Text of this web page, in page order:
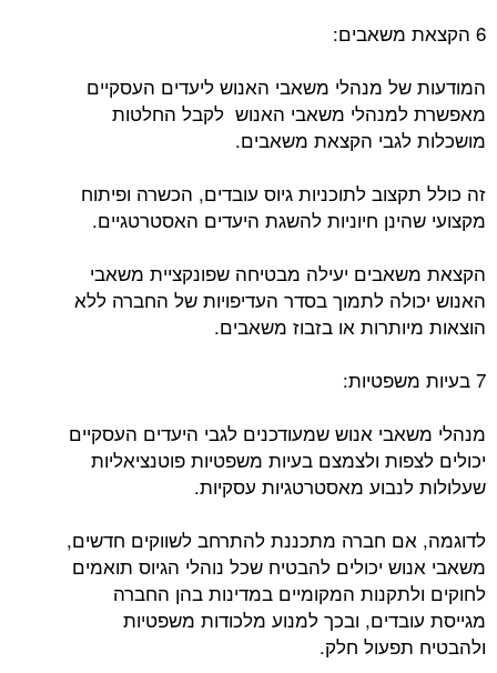
6 הקצאת משאבים:
המודעות של מנהלי משאבי האנוש ליעדים העסקיים
מאפשרת למנהלי משאבי האנוש לקבל החלטות
מושכלות לגבי הקצאת משאבים.
זה כולל תקצוב לתוכניות גיוס עובדים, הכשרה ופיתוח
מקצועי שהינן חיוניות להשגת היעדים האסטרטגיים.
הקצאת משאבים יעילה מבטיחה שפונקציית משאבי
האנוש יכולה לתמוך בסדר העדיפויות של החברה ללא
הוצאות מיותרות או בזבוז משאבים.
7 בעיות משפטיות:
מנהלי משאבי אנוש שמעודכנים לגבי היעדים העסקיים
יכולים לצפות ולצמצם בעיות משפטיות פוטנציאליות
שעלולות לנבוע מאסטרטגיות עסקיות.
לדוגמה, אם חברה מתכננת להתרחב לשווקים חדשים,
משאבי אנוש יכולים להבטיח שכל נוהלי הגיוס תואמים
לחוקים ולתקנות המקומיים במדינות בהן החברה
מגייסת עובדים, ובכך למנוע מלכודות משפטיות
ולהבטיח תפעול חלק.